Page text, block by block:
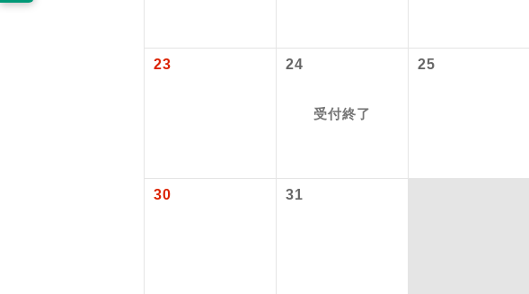
23 24
受付終了
25
30 31
ご予約方法について
せん。